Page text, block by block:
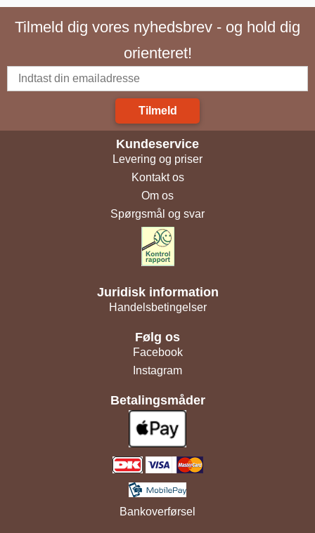
Tilmeld dig vores nyhedsbrev - og hold dig
orienteret!
Tilmeld
Kundeservice
Levering og priser
Kontakt os
Om os
Spørgsmål og svar
Juridisk information
Handelsbetingelser
Følg os
Facebook
Instagram
Betalingsmåder
Bankoverførsel